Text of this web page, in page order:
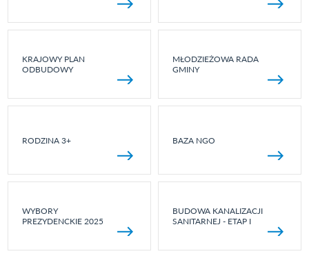
KRAJOWY PLAN
ODBUDOWY
MŁODZIEŻOWA RADA
GMINY
RODZINA 3+ BAZA NGO
WYBORY
PREZYDENCKIE 2025
BUDOWA KANALIZACJI
SANITARNEJ - ETAP I